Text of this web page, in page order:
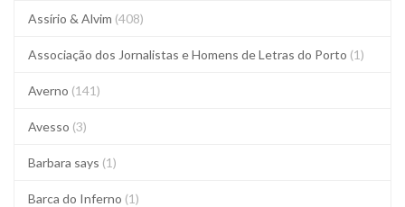
Assírio & Alvim (408)
Associação dos Jornalistas e Homens de Letras do Porto (1)
Averno (141)
Avesso (3)
Barbara says (1)
Barca do Inferno (1)